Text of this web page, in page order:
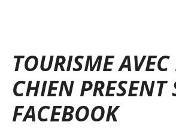
TOURISME
CHIEN PRESENT
FACEBOOK